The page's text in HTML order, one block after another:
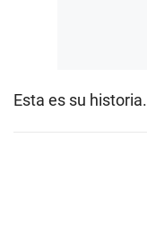
Esta es su historia.